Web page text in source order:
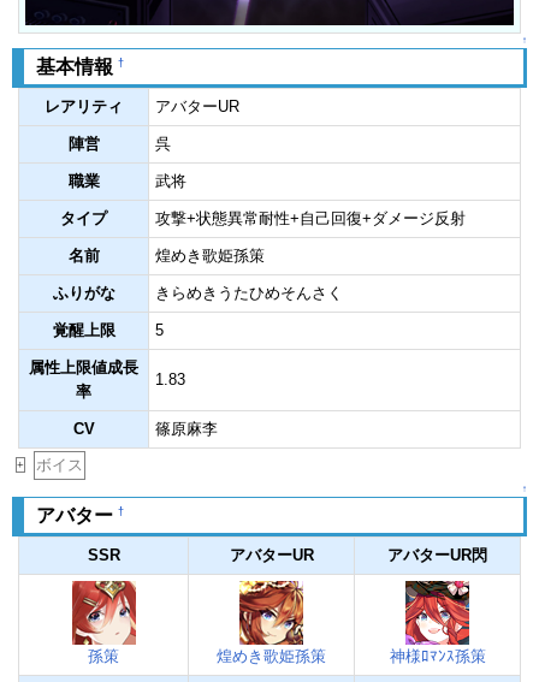
↑
基本情報 †
レアリティ アバターUR
陣営 呉
職業 武将
タイプ 攻撃+状態異常耐性+自己回復+ダメージ反射
名前 煌めき歌姫孫策
ふりがな きらめきうたひめそんさく
覚醒上限 5
属性上限値成長
率
1.83
CV 篠原麻李
+ ボイス
↑
アバター †
SSR アバターUR アバターUR閃
孫策 煌めき歌姫孫策 神様ﾛﾏﾝｽ孫策